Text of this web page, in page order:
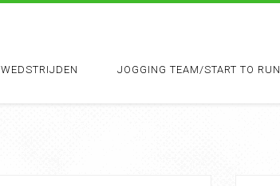
WEDSTRIJDEN JOGGING TEAM/START TO RUN